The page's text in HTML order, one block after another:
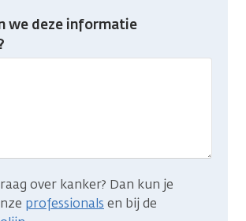
we deze informatie
over kanker? Dan kun je
professionals en bij de